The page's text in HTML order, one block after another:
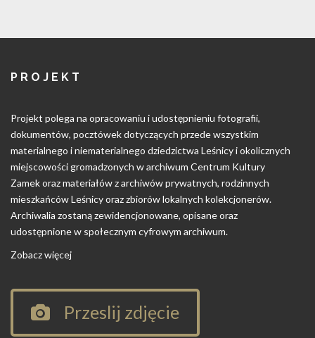
PROJEKT
Projekt polega na opracowaniu i udostępnieniu fotografii,
dokumentów, pocztówek dotyczących przede wszystkim
materialnego i niematerialnego dziedzictwa Leśnicy i okolicznych
miejscowości gromadzonych w archiwum Centrum Kultury
Zamek oraz materiałów z archiwów prywatnych, rodzinnych
mieszkańców Leśnicy oraz zbiorów lokalnych kolekcjonerów.
Archiwalia zostaną zewidencjonowane, opisane oraz
udostępnione w społecznym cyfrowym archiwum.
Zobacz więcej
Przeslij zdjęcie